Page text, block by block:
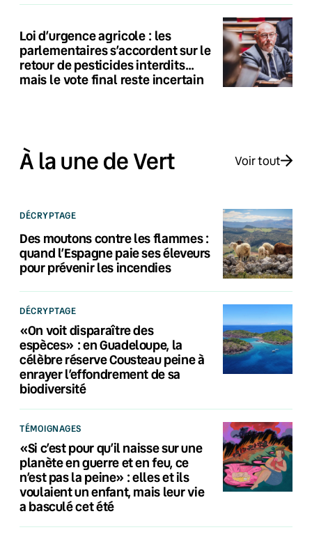
Loi d’urgence agricole : les
parlementaires s’accordent sur le
retour de pesticides interdits…
mais le vote final reste incertain
À la une de Vert Voir tout
DÉCRYPTAGE
Des moutons contre les flammes :
quand l’Espagne paie ses éleveurs
pour prévenir les incendies
DÉCRYPTAGE
«On voit disparaître des
espèces» : en Guadeloupe, la
célèbre réserve Cousteau peine à
enrayer l’effondrement de sa
biodiversité
TÉMOIGNAGES
«Si c’est pour qu’il naisse sur une
planète en guerre et en feu, ce
n’est pas la peine» : elles et ils
voulaient un enfant, mais leur vie
a basculé cet été